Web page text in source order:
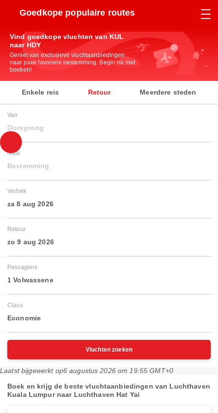
Goedkope populaire routes
Vind goedkope vluchten van KUL
naar HDY
Geniet van exclusieve vluchtaanbiedingen
naar jouw favoriete bestemming. Begin nu met
boeken!
Enkele reis Retour Meerdere steden
Van
Oorsprong
Naar
Bestemming
Vertrek
za 8 aug 2026
Retour
zo 9 aug 2026
Passagiers
1 Volwassene
Class
Economie
Vluchten zoeken
Laatst bijgewerkt op6 augustus 2026 om 19:55 GMT+0
Boek en krijg de beste vluchtaanbiedingen van Luchthaven
Kuala Lumpur naar Luchthaven Hat Yai